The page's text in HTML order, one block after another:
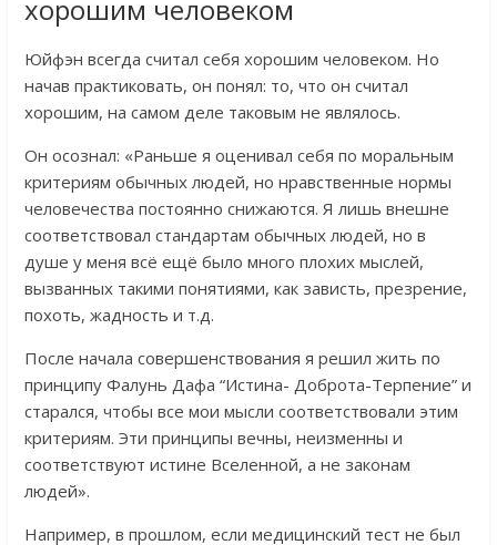
хорошим человеком
Юйфэн всегда считал себя хорошим человеком. Но
начав практиковать, он понял: то, что он считал
хорошим, на самом деле таковым не являлось.
Он осознал: «Раньше я оценивал себя по моральным
критериям обычных людей, но нравственные нормы
человечества постоянно снижаются. Я лишь внешне
соответствовал стандартам обычных людей, но в
душе у меня всё ещё было много плохих мыслей,
вызванных такими понятиями, как зависть, презрение,
похоть, жадность и т.д.
После начала совершенствования я решил жить по
принципу Фалунь Дафа “Истина- Доброта-Терпение” и
старался, чтобы все мои мысли соответствовали этим
критериям. Эти принципы вечны, неизменны и
соответствуют истине Вселенной, а не законам
людей».
Например, в прошлом, если медицинский тест не был